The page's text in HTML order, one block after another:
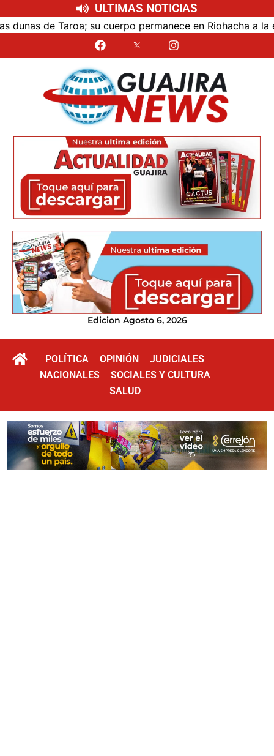
ULTIMAS NOTICIAS
su cuerpo permanece en Riohacha a la espera de
Edicion Agosto 6, 2026
POLÍTICA OPINIÓN
JUDICIALES
NACIONALES
SOCIALES Y CULTURA
SALUD